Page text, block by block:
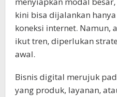
kini bisa dijalankan
koneksi internet. Namun,
ikut tren, diperlukan
awal.
Bisnis digital merujuk
yang produk, layanan,